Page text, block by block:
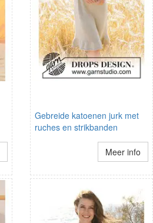
Gebreide katoenen jurk met
ruches en strikbanden
Meer info